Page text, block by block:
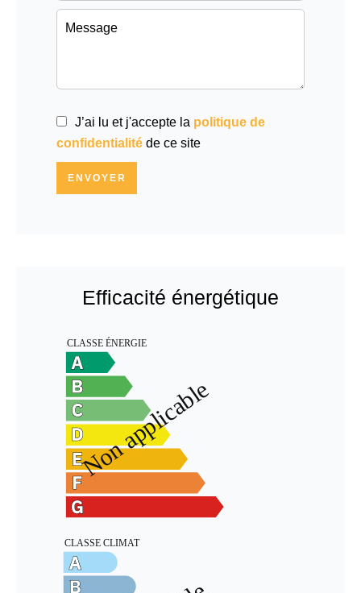
J’ai lu et j'accepte la politique de
confidentialité de ce site
ENVOYER
Efficacité énergétique